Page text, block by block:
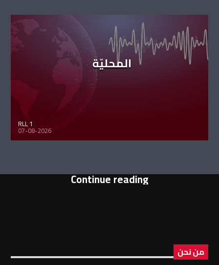
المحليّة
RLL 1
07-08-2026
Continue reading
من نحن